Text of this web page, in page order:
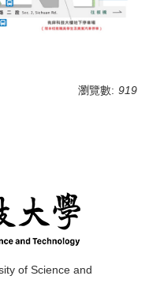
瀏覽數: 919
of Science and